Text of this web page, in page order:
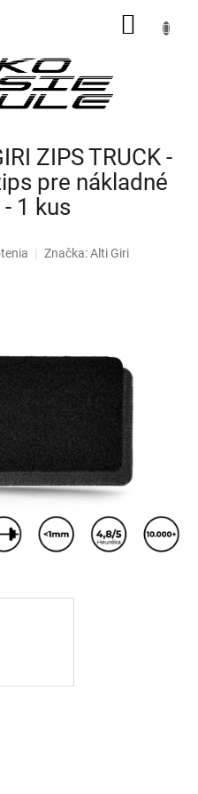
ZIPS TRUCK -
pre nákladné
1 kus
Značka:Alti Giri